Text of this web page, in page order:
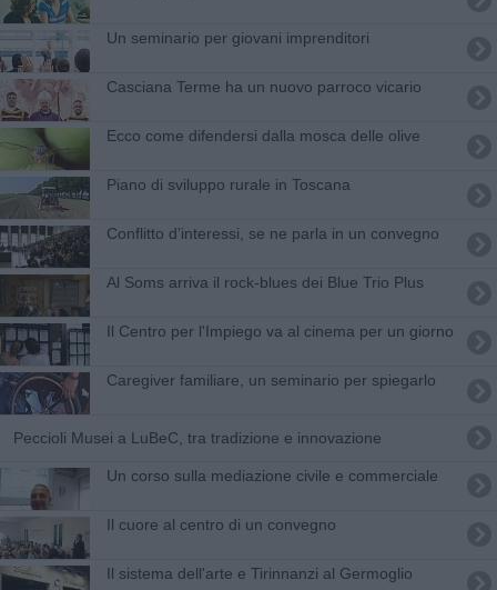
Un seminario per giovani imprenditori
Casciana Terme ha un nuovo parroco vicario
Ecco come difendersi dalla mosca delle olive
Piano di sviluppo rurale in Toscana
​Conflitto d’interessi, se ne parla in un convegno
Al Soms arriva il rock-blues dei Blue Trio Plus
Il Centro per l'Impiego va al cinema per un giorno
Caregiver familiare, un seminario per spiegarlo
Peccioli Musei a LuBeC, tra tradizione e innovazione
Un corso sulla mediazione civile e commerciale
​Il cuore al centro di un convegno
Il sistema dell'arte e Tirinnanzi al Germoglio